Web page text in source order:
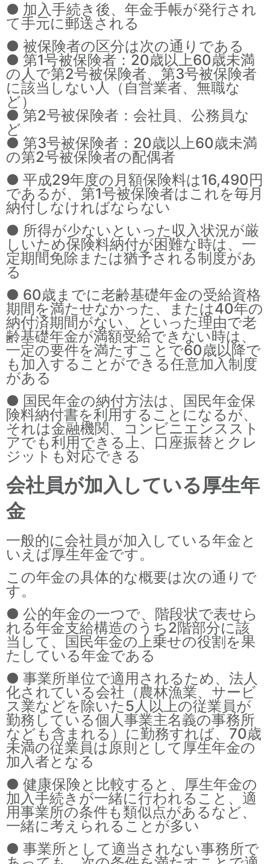
● 加入手続き後、年金手帳が発行され
て手元に郵送される
● 被保険者の区分は次の通りである
● 第1号被保険者：20歳以上60歳未満
の人で第2号被保険者、第3号被保険者
に該当しない人（自営業者、無職な
ど）
● 第2号被保険者：会社員、公務員な
ど
● 第3号被保険者：20歳以上60歳未満
の第2号被保険者の配偶者
● 平成29年度の月額保険料は16,490円
であるが、第1号被保険者はこれを毎月
納付しなければならない
● 所得が少ないといった収入状況が厳
しいため保険料納付が困難な時は、一
定期間免除または猶予される制度があ
る
● 60歳までに老齢基礎年金の受給資格
期間を満たせなかった、または40年の
納付済期間がない、といった理由で老
齢基礎年金が満額受給できない時は、
一定の要件を満たすことで60歳以降で
も加入することができる任意加入制度
がある
● 国民年金の納付方法は、国民年金保
険料納付書を利用することになるが、
それは金融機関、コンビニエンススト
アでも利用できる上、口座振替とクレ
ジットも対応できる
会社員が加入している厚生年
金
一般的に会社員が加入している年金と
いえば厚生年金です。
この年金の具体的な概要は次の通りで
す。
● 公的年金の一つで、階段状で表せら
れる年金支給構造のうち2階部分に該
当して、国民年金の上乗せの役割を果
たしている年金である
● 事業所単位で適用されるため、法人
化されている会社（農林漁業、サービ
ス業などを除いた5人以上の従業員が
勤務している個人事業主名義の事務所
なども含まれる）に勤務すれば、70歳
未満の従業員は原則として厚生年金の
加入者となる
● 健康保険と比較すると、厚生年金の
加入手続きが一緒に行われること、適
用事業所の条件も類似点があるなど、
一緒に考えられることが多い
● 事業所として適当されない事務所で